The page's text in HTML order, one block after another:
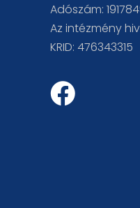
Adószám:
Az intézmény
KRID: 476343315